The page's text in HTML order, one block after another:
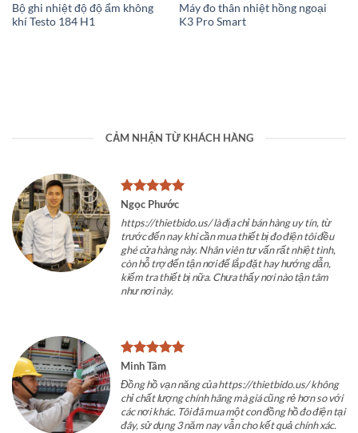
Bộ ghi nhiệt độ độ ẩm không
khí Testo 184 H1
Máy đo thân nhiệt hồng ngoại
K3 Pro Smart
CẢM NHẬN TỪ KHÁCH HÀNG
Ngọc Phước
https://thietbido.us/ là địa chỉ bán hàng uy tín, từ
trước đến nay khi cần mua thiết bị đo điện tôi đều
ghé cửa hàng này. Nhân viên tư vấn rất nhiệt tình,
còn hỗ trợ đến tận nơi để lắp đặt hay hướng dẫn,
kiểm tra thiết bị nữa. Chưa thấy nơi nào tận tâm
như nơi này.
Minh Tâm
Đồng hồ vạn năng của https://thietbido.us/ không
chỉ chất lượng chính hãng mà giá cũng rẻ hơn so với
các nơi khác. Tôi đã mua một con đồng hồ đo điện tại
đây, sử dụng 3 năm nay vẫn cho kết quả chính xác.